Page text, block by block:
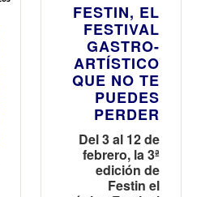
FESTIN, EL
FESTIVAL
GASTRO-
ARTÍSTICO
QUE NO TE
PUEDES
PERDER
Del 3 al 12 de
febrero, la 3ª
edición de
Festin el